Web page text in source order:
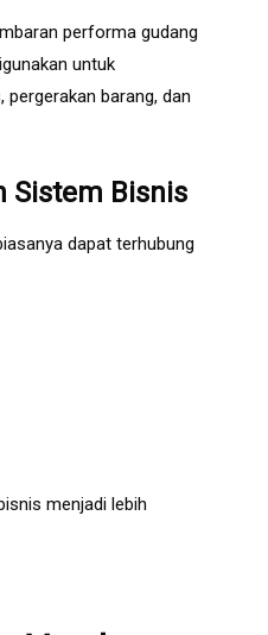
performa gudang
untuk
barang, dan
Sistem Bisnis
dapat terhubung
menjadi lebih